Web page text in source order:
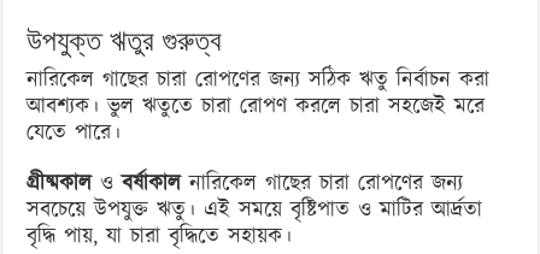
উপযুক্ত ঋতুর গুরুত্ব
নারিকেল গাছের চারা রোপণের জন্য সঠিক ঋতু নির্বাচন করা
আবশ্যক। ভুল ঋতুতে চারা রোপণ করলে চারা সহজেই মরে
যেতে পারে।
গ্রীষ্মকালওবর্ষাকালনারিকেল গাছের চারা রোপণের জন্য
সবচেয়ে উপযুক্ত ঋতু। এই সময়ে বৃষ্টিপাত ও মাটির আর্দ্রতা
বৃদ্ধি পায়, যা চারা বৃদ্ধিতে সহায়ক।